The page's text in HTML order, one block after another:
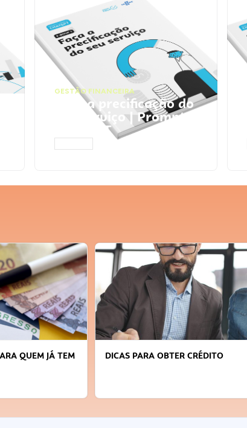
GESTÃO FINANCEIRA
Faça a precificação do
seu serviço | Prompts
ChatGPT
QUEM JÁ TEM
DICAS PARA OBTER CRÉDITO